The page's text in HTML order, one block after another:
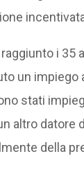
i 35
un impiego
stati
altro datore
della